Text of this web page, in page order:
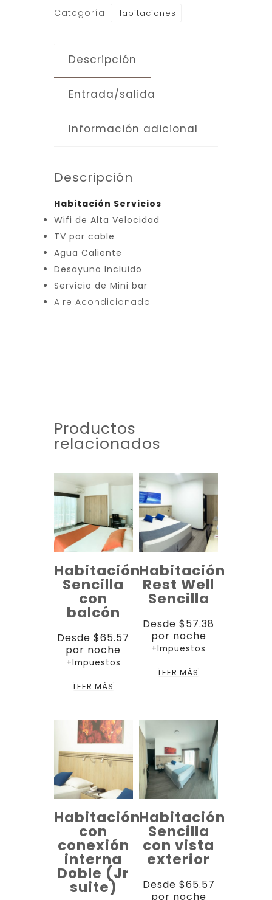
Categoría: Habitaciones
Descripción
Entrada/salida
Información adicional
Descripción
Habitación Servicios
Wifi de Alta Velocidad
TV por cable
Agua Caliente
Desayuno Incluido
Servicio de Mini bar
Aire Acondicionado
Productos
relacionados
Habitación
Sencilla
con
balcón
Desde$65.57
por noche
+Impuestos
LEER MÁS
Habitación
Rest Well
Sencilla
Desde$57.38
por noche
+Impuestos
LEER MÁS
Habitación
con
conexión
interna
Doble (Jr
suite)
Habitación
Sencilla
con vista
exterior
Desde $65.57
por noche